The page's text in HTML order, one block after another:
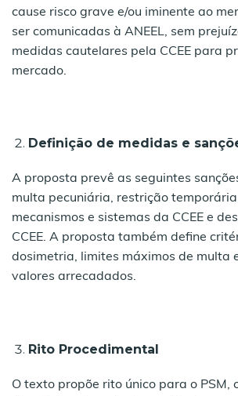
cause risco grave e/ou iminente ao
ser comunicadas à ANEEL, sem
medidas cautelares pela CCEE para
mercado.
Definição de medidas e
A proposta prevê as seguintes
multa pecuniária, restrição temporária
mecanismos e sistemas da CCEE e
CCEE. A proposta também define
dosimetria, limites máximos de multa
valores arrecadados.
Rito Procedimental
O texto propõe rito único para o PSM,